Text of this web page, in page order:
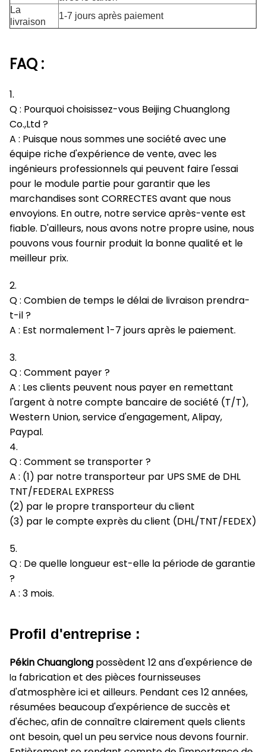
La
livraison
1-7 jours après paiement
FAQ :
1.
Q : Pourquoi choisissez-vous Beijing Chuanglong
Co.,Ltd ?
A : Puisque nous sommes une société avec une
équipe riche d'expérience de vente, avec les
ingénieurs professionnels qui peuvent faire l'essai
pour le module partie pour garantir que les
marchandises sont CORRECTES avant que nous
envoyions. En outre, notre service après-vente est
fiable. D'ailleurs, nous avons notre propre usine, nous
pouvons vous fournir produit la bonne qualité et le
meilleur prix.
2.
Q : Combien de temps le délai de livraison prendra-
t-il ?
A : Est normalement 1-7 jours après le paiement.
3.
Q : Comment payer ?
A : Les clients peuvent nous payer en remettant
l'argent à notre compte bancaire de société (T/T),
Western Union, service d'engagement, Alipay,
Paypal.
4.
Q : Comment se transporter ?
A : (1) par notre transporteur par UPS SME de DHL
TNT/FEDERAL EXPRESS
(2) par le propre transporteur du client
(3) par le compte exprès du client (DHL/TNT/FEDEX)
5.
Q : De quelle longueur est-elle la période de garantie
?
A : 3 mois.
Profil d'entreprise :
Pékin Chuanglong possèdent 12 ans d'expérience de
la fabrication et des pièces fournisseuses
d'atmosphère ici et ailleurs. Pendant ces 12 années,
résumées beaucoup d'expérience de succès et
d'échec, afin de connaître clairement quels clients
ont besoin, quel un peu service nous devons fournir.